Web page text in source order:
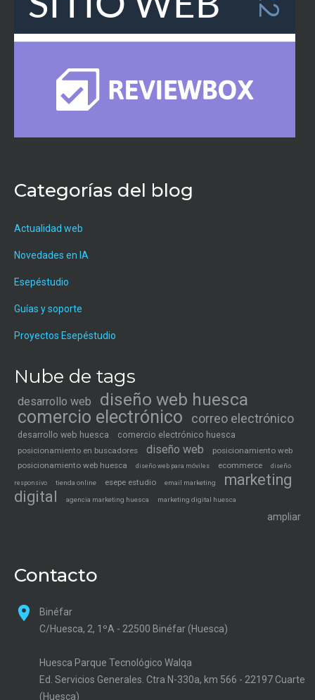
Categorías del blog
Actualidad web
Novedades en IA
Esepéstudio
Guías y soporte
Proyectos Esepéstudio
Nube de tags
desarrollo web
diseño web huesca
comercio electrónico
correo electrónico
desarrollo web huesca comercio electrónico huesca
posicionamiento en buscadores diseño web
posicionamiento web
posicionamiento web huesca
diseño web para móviles ecommerce diseño
responsivo tienda online esepe estudio email marketing
marketing
digital
agencia marketing huesca marketing digital huesca
ampliar
Contacto
Binéfar
C/Huesca, 2, 1ºA - 22500 Binéfar (Huesca)
Huesca Parque Tecnológico Walqa
Ed. Servicios Generales. Ctra N-330a, km 566 - 22197 Cuarte
(Huesca)